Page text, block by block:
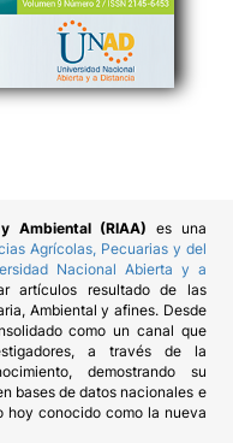
Ambiental (RIAA)es una
Agrícolas, Pecuarias y del
Nacional Abierta y a
artículos resultado de las
Ambiental y afines. Desde
como un canal que
a través de la
demostrando su
bases de datos nacionales e
hoy conocido como la nueva